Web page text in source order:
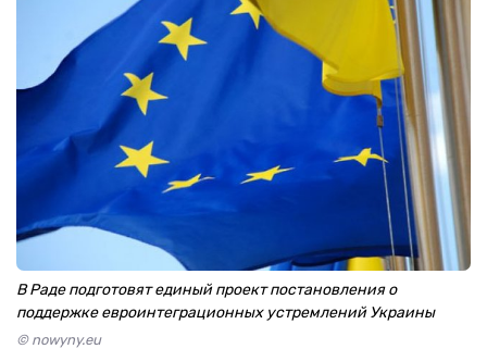
В Раде подготовят единый проект постановления о
поддержке евроинтеграционных устремлений Украины
© nowyny.eu